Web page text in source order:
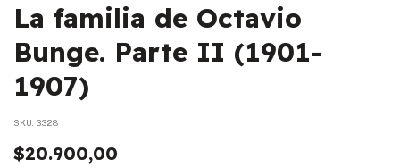
La familia de Octavio
Bunge. Parte II (1901-
1907)
SKU: 3328
$20.900,00